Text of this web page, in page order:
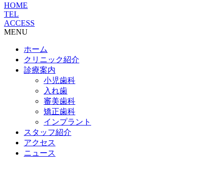
HOME
TEL
ACCESS
MENU
ホーム
クリニック紹介
診療案内
小児歯科
入れ歯
審美歯科
矯正歯科
インプラント
スタッフ紹介
アクセス
ニュース